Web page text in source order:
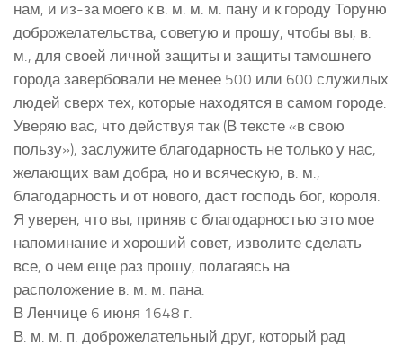
нам, и из-за моего к в. м. м. м. пану и к городу Торуню
доброжелательства, советую и прошу, чтобы вы, в.
м., для своей личной защиты и защиты тамошнего
города завербовали не менее 500 или 600 служилых
людей сверх тех, которые находятся в самом городе.
Уверяю вас, что действуя так (В тексте «в свою
пользу»), заслужите благодарность не только у нас,
желающих вам добра, но и всяческую, в. м.,
благодарность и от нового, даст господь бог, короля.
Я уверен, что вы, приняв с благодарностью это мое
напоминание и хороший совет, изволите сделать
все, о чем еще раз прошу, полагаясь на
расположение в. м. м. пана.
В Ленчице 6 июня 1648 г.
В. м. м. п. доброжелательный друг, который рад